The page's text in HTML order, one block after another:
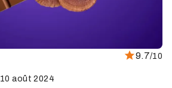
9.7/10
10 août 2024